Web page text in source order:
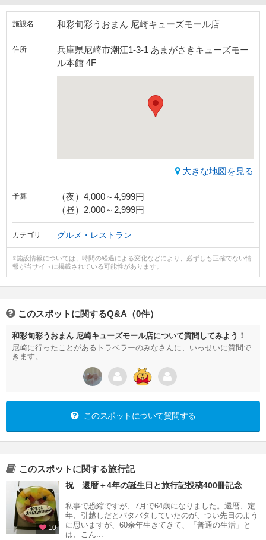
施設名 和彩旬彩うおまん 尼崎キューズモール店
住所
兵庫県尼崎市潮江1-3-1 あまがさきキューズモー
ル本館 4F
大きな地図を見る
予算
（夜）4,000～4,999円
（昼）2,000～2,999円
カテゴリ グルメ・レストラン
※施設情報については、時間の経過による変化などにより、必ずしも正確でない情
報が当サイトに掲載されている可能性があります。
このスポットに関するQ&A（0件）
和彩旬彩うおまん 尼崎キューズモール店について質問してみよう！
尼崎に行ったことがあるトラベラーのみなさんに、いっせいに質問で
きます。
このスポットについて質問する
このスポットに関する旅行記
10
祝 還暦＋4年の誕生日と旅行記投稿400冊記念
私事で恐縮ですが、7月で64歳になりました。還暦、定
年、引越しだとバタバタしていたのが、つい先日のよう
に思いますが、60余年生きてきて、「普通の生活」と
は、こん...